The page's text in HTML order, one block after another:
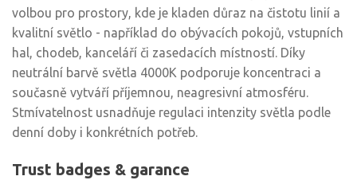
volbou pro prostory, kde je kladen důraz na čistotu linií a
kvalitní světlo - například do obývacích pokojů, vstupních
hal, chodeb, kanceláří či zasedacích místností. Díky
neutrální barvě světla 4000K podporuje koncentraci a
současně vytváří příjemnou, neagresivní atmosféru.
Stmívatelnost usnadňuje regulaci intenzity světla podle
denní doby i konkrétních potřeb.
Trust badges & garance